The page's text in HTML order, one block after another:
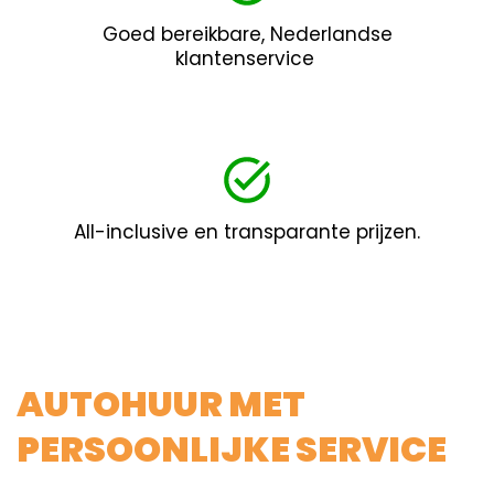
Goed bereikbare, Nederlandse
klantenservice
All-inclusive en transparante prijzen.
AUTOHUUR MET
PERSOONLIJKE SERVICE